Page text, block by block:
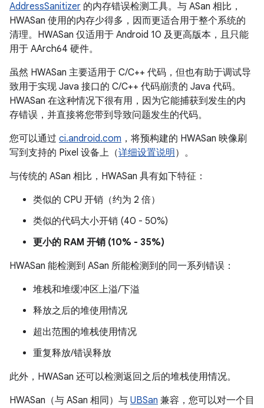
AddressSanitizer 的内存错误检测工具。与 ASan 相比，
HWASan 使用的内存少得多，因而更适合用于整个系统的
清理。HWASan 仅适用于 Android 10 及更高版本，且只能
用于 AArch64 硬件。
虽然 HWASan 主要适用于 C/C++ 代码，但也有助于调试导
致用于实现 Java 接口的 C/C++ 代码崩溃的 Java 代码。
HWASan 在这种情况下很有用，因为它能捕获到发生的内
存错误，并直接将您带到导致问题发生的代码。
您可以通过 ci.android.com ，将预构建的 HWASan 映像刷
写到支持的 Pixel 设备上（详细设置说明 ）。
与传统的 ASan 相比，HWASan 具有如下特征：
类似的 CPU 开销（约为 2 倍）
类似的代码大小开销 (40 - 50%)
更小的 RAM 开销 (10% - 35%)
HWASan 能检测到 ASan 所能检测到的同一系列错误：
堆栈和堆缓冲区上溢/下溢
释放之后的堆使用情况
超出范围的堆栈使用情况
重复释放/错误释放
此外，HWASan 还可以检测返回之后的堆栈使用情况。
HWASan（与 ASan 相同）与 UBSan 兼容，您可以对一个目